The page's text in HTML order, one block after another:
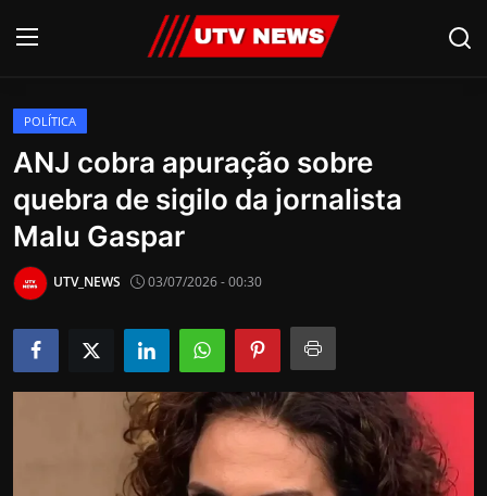
AO VIVO
PIRACICABA
CAMPINAS
LIMEIRA
ESPIRITO SANTO
POLÍTICA
ANJ cobra apuração sobre
quebra de sigilo da jornalista
Malu Gaspar
UTV_NEWS 03/07/2026 - 00:30